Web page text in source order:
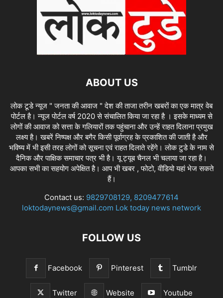
ABOUT US
लोक टूडे न्यूज " जनता की आवाज " देश की ताजा तरीन खबरों का एक मात्र वेब
पोर्टल है। न्यूज पोर्टल वर्ष 2020 से संचालित किया जा रहा है । इसके माध्यम से
लोगों की आवाज को सत्ता के गलियारों तक पहुंचाना और उन्हें राहत दिलाना प्रमुख
लक्ष्य है। खबरें निष्पक्ष और बगैर किसी पूर्वाग्रह के प्रकाशित की जाती है और
भविष्य में भी इसी तरह लोगों को सूचना एवं राहत दिलाते रहेंगे। लोक टुडे के नाम से
दैनिक और पाक्षिक समाचार पत्र भी है। यू ट्यूब चैनल भी चलाया जा रहा है।
आपका सभी का सहयोग अपेक्षित है। आप भी खबर , फोटो, वीडियो यहां भेज सकते
हैं।
Contact us: 9829708129, 8209477614
loktodaynews@gmail.com Lok today news network
FOLLOW US
Facebook Pinterest Tumblr
Twitter Website Youtube